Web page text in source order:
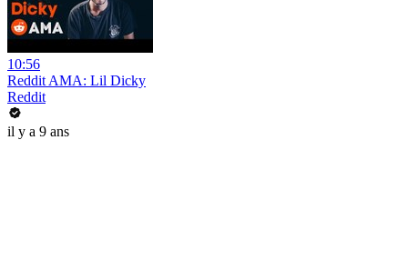
10:56
Reddit AMA: Lil Dicky
Reddit
il y a 9 ans